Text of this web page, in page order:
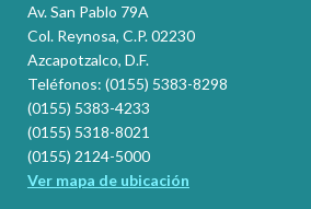
Av. San Pablo 79A
Col. Reynosa, C.P. 02230
Azcapotzalco, D.F.
Teléfonos: (0155) 5383-8298
(0155) 5383-4233
(0155) 5318-8021
(0155) 2124-5000
Ver mapa de ubicación